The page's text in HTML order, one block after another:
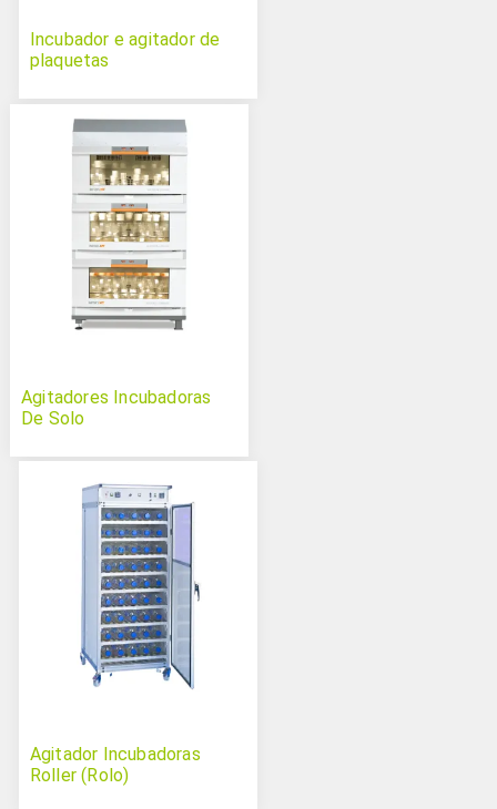
Incubador e agitador de
plaquetas
Agitadores Incubadoras
De Solo
Agitador Incubadoras
Roller (Rolo)